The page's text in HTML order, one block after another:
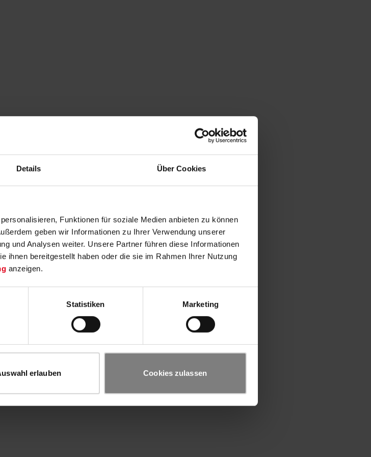
Details Über Cookies
Funktionen für soziale Medien anbieten zu können
geben wir Informationen zu Ihrer Verwendung unserer
und Analysen weiter. Unsere Partner führen diese Informationen
ihnen bereitgestellt haben oder die sie im Rahmen Ihrer Nutzung
anzeigen.
Statistiken Marketing
erlauben Cookies zulassen